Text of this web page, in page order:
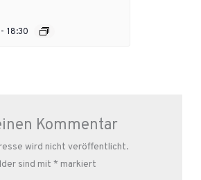
- 18:30
Kommentar
wird nicht veröffentlicht.
sind mit * markiert